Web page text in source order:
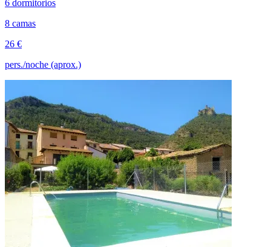
6 dormitorios
8 camas
26 €
pers./noche (aprox.)